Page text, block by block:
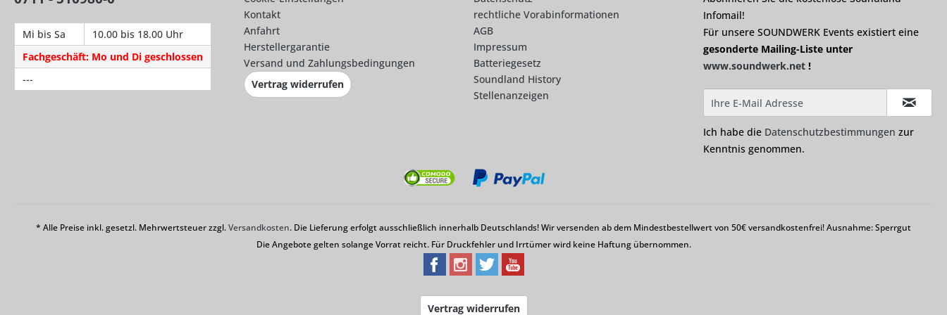
Mi bis Sa
10.00 bis 18.00 Uhr
Fachgeschäft: Mo und Di geschlossen
---
Kontakt
Anfahrt
Herstellergarantie
Versand und Zahlungsbedingungen
Vertrag widerrufen
rechtliche Vorabinformationen
AGB
Impressum
Batteriegesetz
Soundland History
Stellenanzeigen
Infomail!
Für unsere SOUNDWERK Events existiert eine
gesonderte Mailing-Liste unter
www.soundwerk.net !
Ich habe die Datenschutzbestimmungen zur
Kenntnis genommen.
* Alle Preise inkl. gesetzl. Mehrwertsteuer zzgl.Versandkosten. Die Lieferung erfolgt ausschließlich innerhalb Deutschlands! Wir versenden ab dem Mindestbestellwert von 50€ versandkostenfrei! Ausnahme: Sperrgut
Die Angebote gelten solange Vorrat reicht. Für Druckfehler und Irrtümer wird keine Haftung übernommen.
Vertrag widerrufen